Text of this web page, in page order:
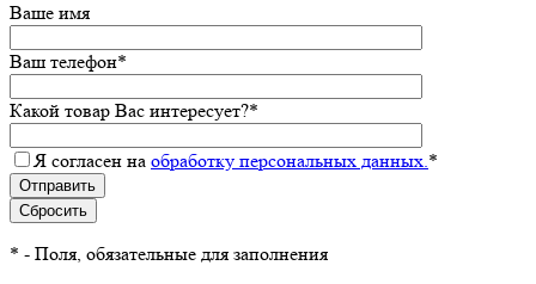
Ваше имя
Ваш телефон*
Какой товар Вас интересует?*
Я согласен на обработку персональных данных.*
* - Поля, обязательные для заполнения